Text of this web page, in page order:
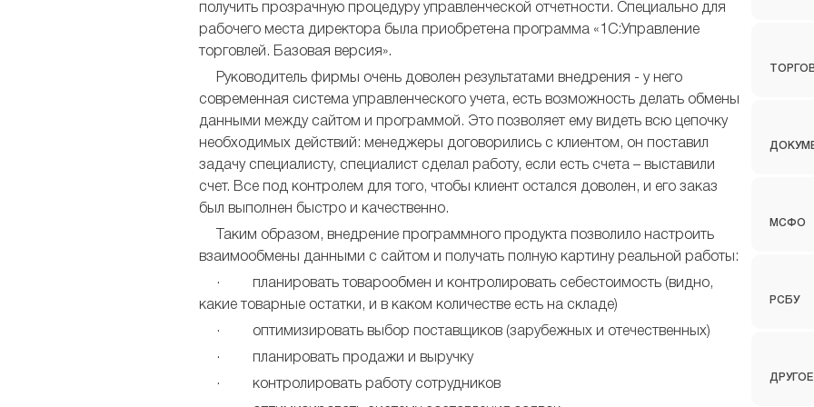
получить прозрачную процедуру управленческой отчетности. Специально для
рабочего места директора была приобретена программа «1С:Управление
торговлей. Базовая версия».
Руководитель фирмы очень доволен результатами внедрения - у него
современная система управленческого учета, есть возможность делать обмены
данными между сайтом и программой. Это позволяет ему видеть всю цепочку
необходимых действий: менеджеры договорились с клиентом, он поставил
задачу специалисту, специалист сделал работу, если есть счета – выставили
счет. Все под контролем для того, чтобы клиент остался доволен, и его заказ
был выполнен быстро и качественно.
Таким образом, внедрение программного продукта позволило настроить
взаимообмены данными с сайтом и получать полную картину реальной работы:
· планировать товарообмен и контролировать себестоимость (видно,
какие товарные остатки, и в каком количестве есть на складе)
· оптимизировать выбор поставщиков (зарубежных и отечественных)
· планировать продажи и выручку
· контролировать работу сотрудников
МСФО
РСБУ
ДРУГОЕ